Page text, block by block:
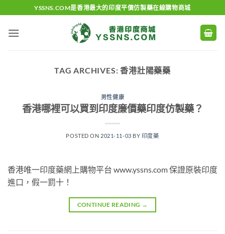
to
content
YSSNS.COM是香港最大的印度平價仿製藥在線購物商城
TAG ARCHIVES:香港壯陽藥藥
男性健康
香港哪裡可以買到印度廉價藥印度仿製藥？
POSTED ON 2021-11-03 BY 印度藥
香港唯一印度藥網上購物平台 www.yssns.com 保證原裝印度
進口，假一罰十！
CONTINUE READING →